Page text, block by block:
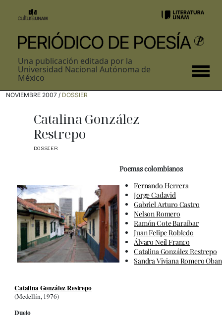
Una publicación editada por la
Universidad Nacional Autónoma de
México
NOVIEMBRE 2007 / DOSSIER
Catalina González
Restrepo
DOSSIER
Poemas colombianos
Fernando Herrera
Jorge Cadavid
Gabriel Arturo Castro
Nelson Romero
Ramón Cote Baraibar
Juan Felipe Robledo
Álvaro Neil Franco
Catalina González Restrepo
Sandra Viviana Romero
Catalina González Restrepo
(Medellín, 1976)
Duelo